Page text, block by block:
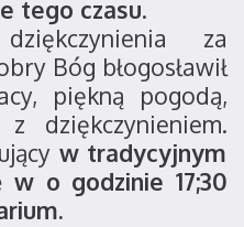
tego czasu.
za
Bóg błogosławił
piękną pogodą,
dziękczynieniem.
w tradycyjnym
w o godzinie 17;30